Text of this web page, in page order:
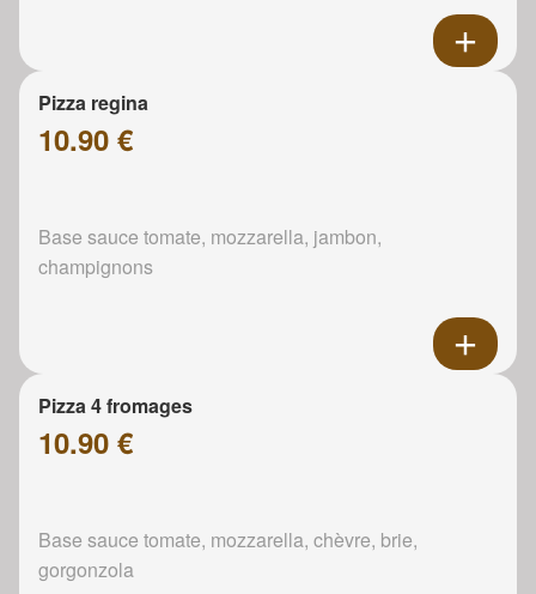
Pizza regina
10.90 €
Base sauce tomate, mozzarella, jambon,
champignons
Pizza 4 fromages
10.90 €
Base sauce tomate, mozzarella, chèvre, brie,
gorgonzola